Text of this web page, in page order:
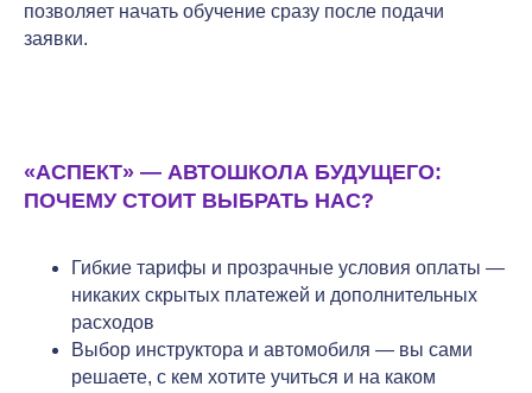
позволяет начать обучение сразу после подачи
заявки.
«АСПЕКТ» — АВТОШКОЛА БУДУЩЕГО:
ПОЧЕМУ СТОИТ ВЫБРАТЬ НАС?
Гибкие тарифы и прозрачные условия оплаты —
никаких скрытых платежей и дополнительных
расходов
Выбор инструктора и автомобиля — вы сами
решаете, с кем хотите учиться и на каком